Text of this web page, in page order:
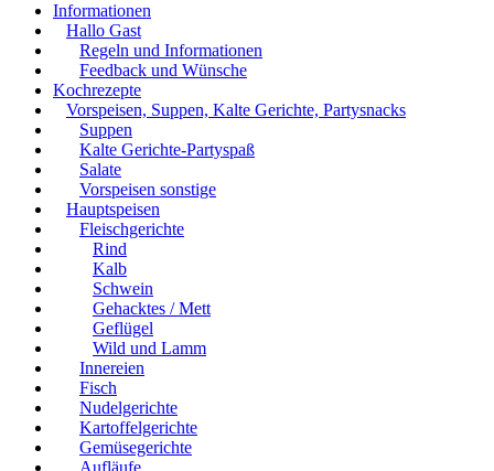
Informationen
Hallo Gast
Regeln und Informationen
Feedback und Wünsche
Kochrezepte
Vorspeisen, Suppen, Kalte Gerichte, Partysnacks
Suppen
Kalte Gerichte-Partyspaß
Salate
Vorspeisen sonstige
Hauptspeisen
Fleischgerichte
Rind
Kalb
Schwein
Gehacktes / Mett
Geflügel
Wild und Lamm
Innereien
Fisch
Nudelgerichte
Kartoffelgerichte
Gemüsegerichte